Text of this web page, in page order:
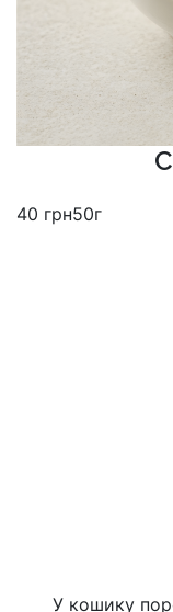
40 грн50г
У кошику